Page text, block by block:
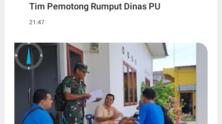
Tim Pemotong Rumput Dinas PU
21:47